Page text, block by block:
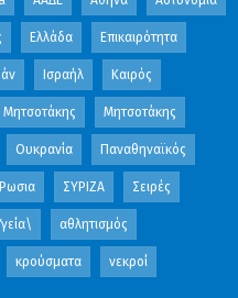
Ελλάδα Επικαιρότητα
Ισραήλ Καιρός
Μητσοτάκης Μητσοτάκης
Ουκρανία Παναθηναϊκός
Ρωσια ΣΥΡΙΖΑ Σειρές
αθλητισμός
κρούσματα νεκροί